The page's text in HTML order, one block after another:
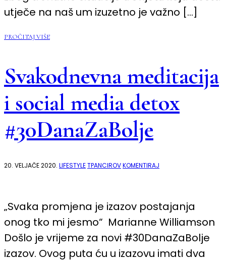
utječe na naš um izuzetno je važno […]
PROČITAJ VIŠE
Svakodnevna meditacija
i social media detox
#30DanaZaBolje
20. VELJAČE 2020. LIFESTYLETPANCIROVKOMENTIRAJ
DETOX
#30DANAZABOLJE
„Svaka promjena je izazov postajanja
onog tko mi jesmo“ Marianne Williamson
Došlo je vrijeme za novi #30DanaZaBolje
izazov. Ovog puta ću u izazovu imati dva